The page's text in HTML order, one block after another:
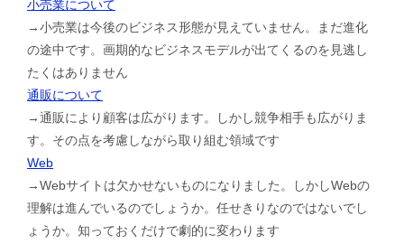
小売業について
→小売業は今後のビジネス形態が見えていません。まだ進化
の途中です。画期的なビジネスモデルが出てくるのを見逃し
たくはありません
通販について
→通販により顧客は広がります。しかし競争相手も広がりま
す。その点を考慮しながら取り組む領域です
Web
→Webサイトは欠かせないものになりました。しかしWebの
理解は進んでいるのでしょうか。任せきりなのではないでし
ょうか。知っておくだけで劇的に変わります